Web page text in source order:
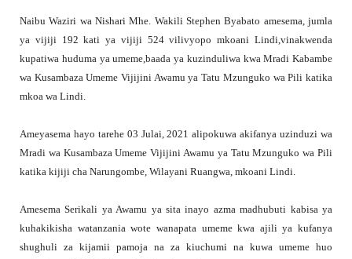
Naibu Waziri wa Nishari Mhe. Wakili Stephen Byabato amesema, jumla
ya vijiji 192 kati ya vijiji 524 vilivyopo mkoani Lindi,vinakwenda
kupatiwa huduma ya umeme,baada ya kuzinduliwa kwa Mradi Kabambe
wa Kusambaza Umeme Vijijini Awamu ya Tatu Mzunguko wa Pili katika
mkoa wa Lindi.
Ameyasema hayo tarehe 03 Julai, 2021 alipokuwa akifanya uzinduzi wa
Mradi wa Kusambaza Umeme Vijijini Awamu ya Tatu Mzunguko wa Pili
katika kijiji cha Narungombe, Wilayani Ruangwa, mkoani Lindi.
Amesema Serikali ya Awamu ya sita inayo azma madhubuti kabisa ya
kuhakikisha watanzania wote wanapata umeme kwa ajili ya kufanya
shughuli za kijamii pamoja na za kiuchumi na kuwa umeme huo